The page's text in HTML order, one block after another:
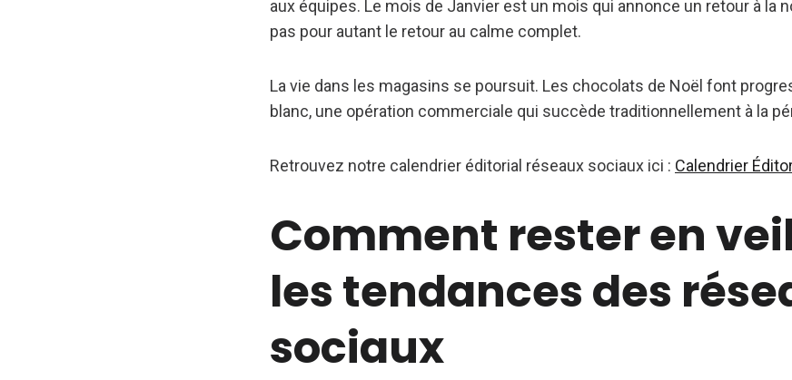
aux équipes. Le mois de Janvier est un mois qui annonce un retour à la
pas pour autant le retour au calme complet.
La vie dans les magasins se poursuit. Les chocolats de Noël font
blanc, une opération commerciale qui succède traditionnellement à la
Retrouvez notre calendrier éditorial réseaux sociaux ici : Calendrier
Comment rester en
les tendances des
sociaux